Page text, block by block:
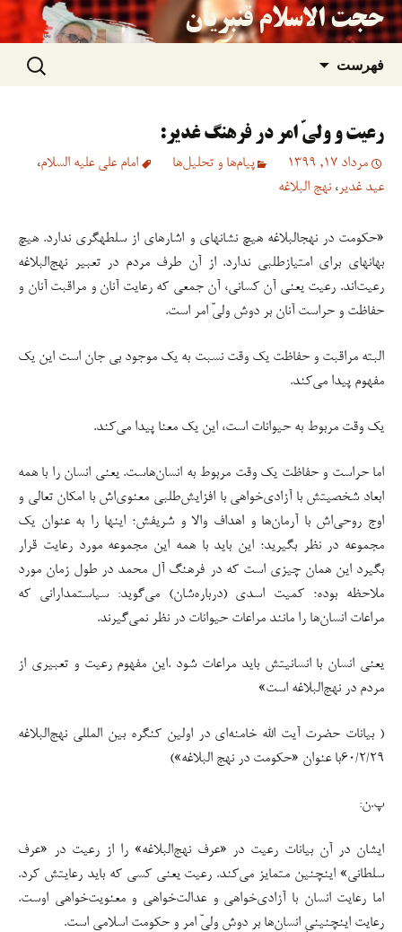
حجت الاسلام قنبریان
فهرست
نوشته‌ها
جستجو
برای:
رعیت و ولیّ امر در فرهنگ غدیر:
مرداد 17, 1399 پیام‌ها و تحلیل‌ها امام علی علیه السلام،
عید غدیر ، نهج البلاغه
«حکومت در نهج­البلاغه هیچ نشانه­ای و اشاره­ای از سلطه­گری ندارد. هیچ
بهانه­ای برای امتیازطلبی ندارد. از آن طرف مردم در تعبیر نهج‌البلاغه
رعیت‌اند. رعیت یعنی آن کسانی، آن جمعی که رعایت آنان و مراقبت آنان و
حفاظت و حراست آنان بر دوش ولیّ امر است.
البته مراقبت و حفاظت یک وقت نسبت به یک موجود بی جان است این یک
مفهوم پیدا می‌کند.
یک وقت مربوط به حیوانات است، این یک معنا پیدا می‌کند.
اما حراست و حفاظت یک وقت مربوط به انسان‌هاست. یعنی انسان را با همه
ابعاد شخصیتش با آزادی‌خواهی با افزایش‌طلبی معنوی‌اش با امکان تعالی و
اوج روحی‌اش با آرمان‌ها و اهداف والا و شریفش؛ اینها را به عنوان یک
مجموعه در نظر بگیرید؛ این باید با همه این مجموعه مورد رعایت قرار
بگیرد این همان چیزی است که در فرهنگ آل محمد در طول زمان مورد
ملاحظه بوده؛ کمیت اسدی (درباره‌شان) می‌گوید: سیاستمدارانی که
مراعات انسان‌ها را مانند مراعات حیوانات در نظر نمی‌گیرند.
یعنی انسان با انسانیتش باید مراعات شود .این مفهوم رعیت و تعبیری از
مردم در نهج‌البلاغه است»
( بیانات حضرت آیت الله خامنه‌ای در اولین کنگره بین المللی نهج‌البلاغه
۶۰/۲/۲۹با عنوان «حکومت در نهج البلاغه»)
پ.ن:
ایشان در آن بیانات رعیت در «عرف نهج‌البلاغه» را از رعیت در «عرف
سلطانی» اینچنین متمایز می‌کند. رعیت یعنی کسی که باید رعایتش کرد.
اما رعایت انسان با آزادی‌خواهی و عدالت‌خواهی و معنویت‌خواهی اوست.
رعایت اینچنینیِ انسان‌ها بر دوش ولیّ امر و حکومت اسلامی است.